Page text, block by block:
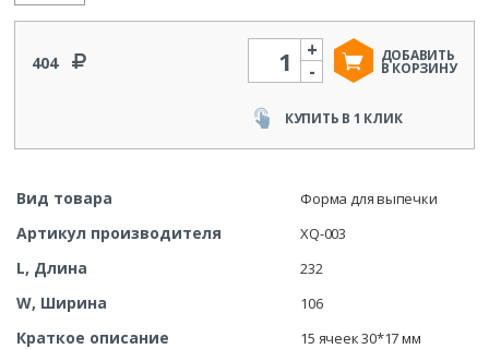
404
Количество
-
+ ДОБАВИТЬ
В КОРЗИНУ
КУПИТЬ В 1 КЛИК
Вид товара Форма для выпечки
Артикул производителя XQ-003
L, Длина 232
W, Ширина 106
Краткое описание 15 ячеек 30*17 мм